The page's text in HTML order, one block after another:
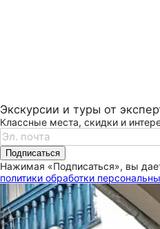
Экскурсии и туры от
Классные места, скидки и
Подписаться
Нажимая «Подписаться», вы
политики обработки